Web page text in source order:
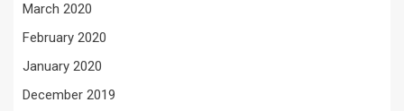
March 2020
February 2020
January 2020
December 2019